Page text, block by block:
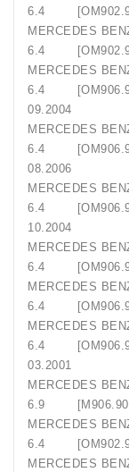
6.4
MERCEDES
6.4
MERCEDES
6.4
MERCEDES
6.4
MERCEDES
6.4
MERCEDES
6.4
MERCEDES
6.4
MERCEDES
6.4
03.2001
MERCEDES
6.9
MERCEDES
6.4
MERCEDES